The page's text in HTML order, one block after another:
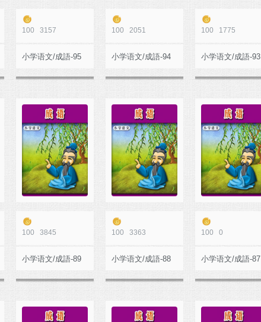
100 3157
小学语文/成語-95
100 2051
小学语文/成語-94
100 1775
小学语文/成語-93
100 3845
小学语文/成語-89
100 3363
小学语文/成語-88
100 0
小学语文/成語-87